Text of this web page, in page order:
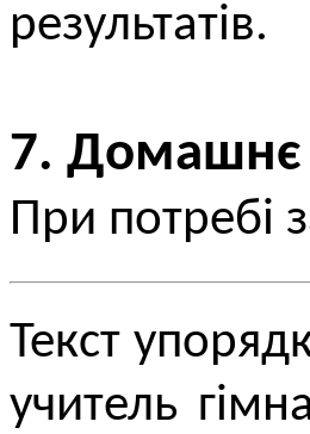
результатів.
7. Домашнє
При потребі
Текст
учитель